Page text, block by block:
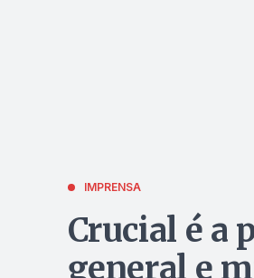
IMPRENSA
Crucial é a
general e